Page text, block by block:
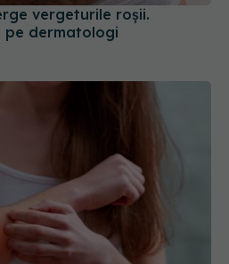
vergeturile roșii.
pe dermatologi